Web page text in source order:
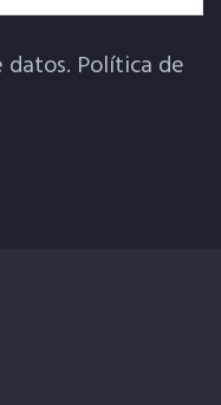
datos. Política de